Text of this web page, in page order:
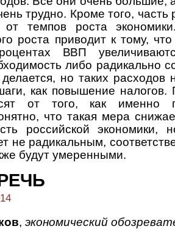
трудно. Кроме того, часть
темпов роста
роста приводит к тому,
ВВП
либо радикально
но таких расходов
как повышение налогов.
от того, как именно
что такая мера
российской
не радикальным,
будут умеренными.
, экономический